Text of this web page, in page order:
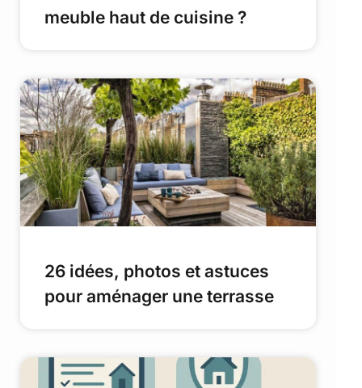
meuble haut de cuisine ?
26 idées, photos et astuces
pour aménager une terrasse